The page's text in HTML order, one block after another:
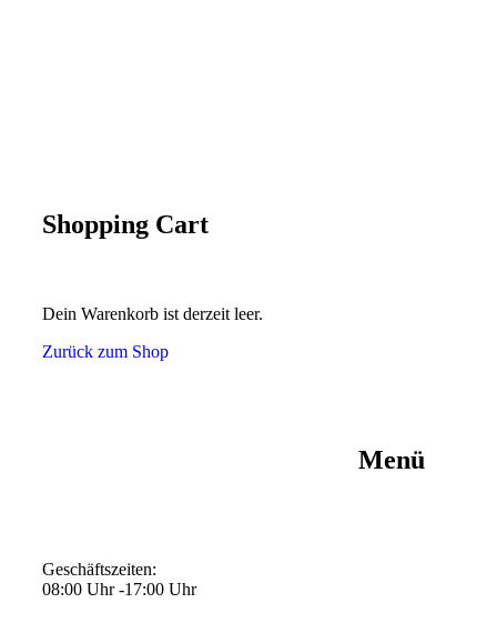
Shopping Cart
Dein Warenkorb ist derzeit leer.
Zurück zum Shop
Geschäftszeiten:
08:00 Uhr -17:00 Uhr
Menü